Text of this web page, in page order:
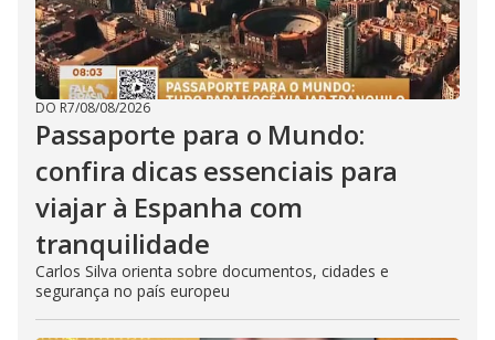
DO R7/08/08/2026
Passaporte para o Mundo:
confira dicas essenciais para
viajar à Espanha com
tranquilidade
Carlos Silva orienta sobre documentos, cidades e
segurança no país europeu